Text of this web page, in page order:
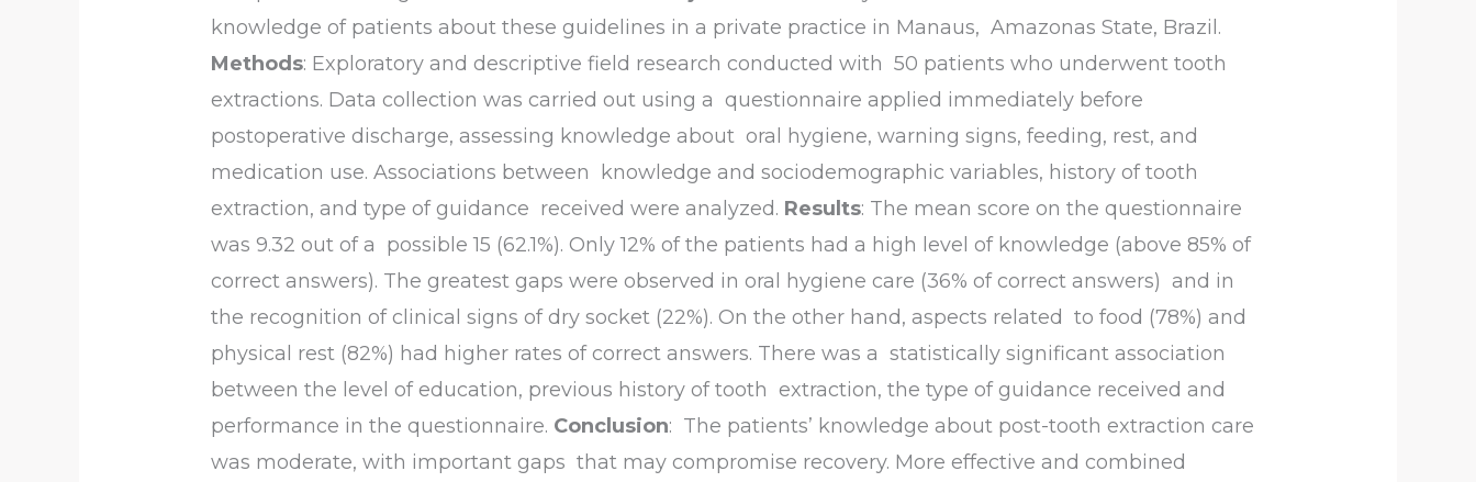
knowledge of patients about these guidelines in a private practice in Manaus, Amazonas State, Brazil.
Methods: Exploratory and descriptive field research conducted with 50 patients who underwent tooth
extractions. Data collection was carried out using a questionnaire applied immediately before
postoperative discharge, assessing knowledge about oral hygiene, warning signs, feeding, rest, and
medication use. Associations between knowledge and sociodemographic variables, history of tooth
extraction, and type of guidance received were analyzed. Results: The mean score on the questionnaire
was 9.32 out of a possible 15 (62.1%). Only 12% of the patients had a high level of knowledge (above 85% of
correct answers). The greatest gaps were observed in oral hygiene care (36% of correct answers) and in
the recognition of clinical signs of dry socket (22%). On the other hand, aspects related to food (78%) and
physical rest (82%) had higher rates of correct answers. There was a statistically significant association
between the level of education, previous history of tooth extraction, the type of guidance received and
performance in the questionnaire. Conclusion: The patients’ knowledge about post-tooth extraction care
was moderate, with important gaps that may compromise recovery. More effective and combined